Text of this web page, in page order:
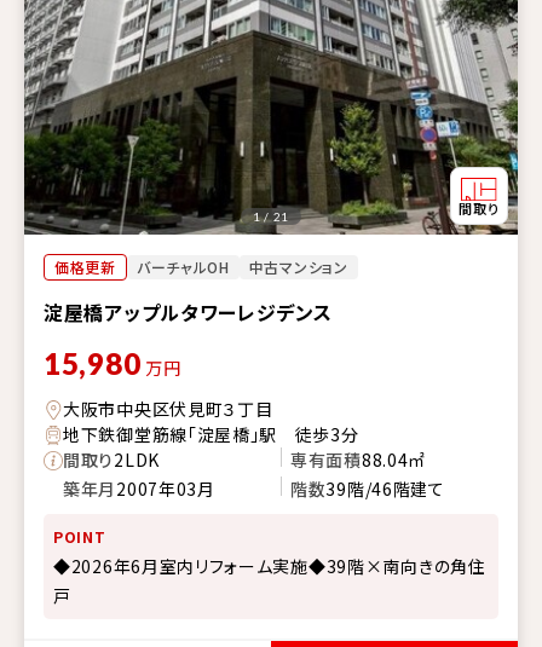
価格更新 バーチャルOH 中古マンション
淀屋橋アップルタワーレジデンス
1 / 21
15,980 万円
大阪市中央区伏見町３丁目
地下鉄御堂筋線「淀屋橋」駅 徒歩3分
間取り2LDK 専有面積88.04㎡
築年月 2007年03月 階数39階/46階建て
POINT
◆2026年6月室内リフォーム実施◆39階×南向きの角住
戸